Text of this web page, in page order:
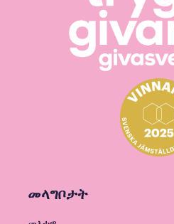
መላግቦታት